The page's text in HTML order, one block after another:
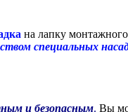
на лапку монтажного
специальных
и безопасным. Вы